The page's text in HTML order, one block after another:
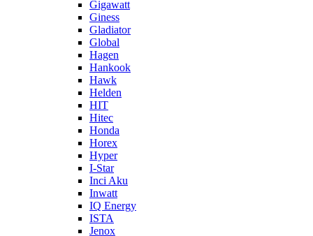
Gigawatt
Giness
Gladiator
Global
Hagen
Hankook
Hawk
Helden
HIT
Hitec
Honda
Horex
Hyper
I-Star
Inci Aku
Inwatt
IQ Energy
ISTA
Jenox